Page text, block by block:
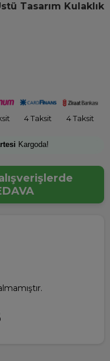
Tasarım Kulaklık
4 Taksit 4 Taksit
Kargoda!